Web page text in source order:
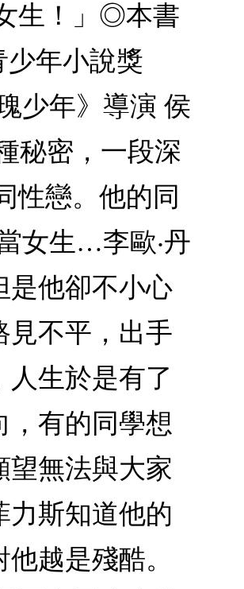
生！」◎本書
少年小說獎
少年》導演 侯
秘密，一段深
性戀。他的同
女生…李歐‧丹
是他卻不小心
不平，出手
生於是有了
有的同學想
望無法與大家
力斯知道他的
越是殘酷。